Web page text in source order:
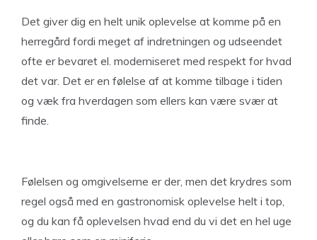
Det giver dig en helt unik oplevelse at komme på en
herregård fordi meget af indretningen og udseendet
ofte er bevaret el. moderniseret med respekt for hvad
det var. Det er en følelse af at komme tilbage i tiden
og væk fra hverdagen som ellers kan være svær at
finde.
Følelsen og omgivelserne er der, men det krydres som
regel også med en gastronomisk oplevelse helt i top,
og du kan få oplevelsen hvad end du vi det en hel uge